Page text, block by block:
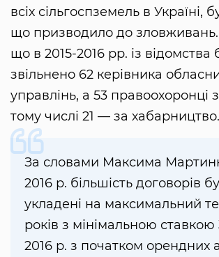
всіх сільгоспземель в Україні,
що призводило до зловживань.
що в 2015-2016 рр. із відомства
звільнено 62 керівника
управлінь, а 53 правоохоронці
тому числі 21 — за хабарництво.
За словами Максима
2016 р. більшість договорів
укладені на максимальний
років з мінімальною ставкою
2016 р. з початком орендних